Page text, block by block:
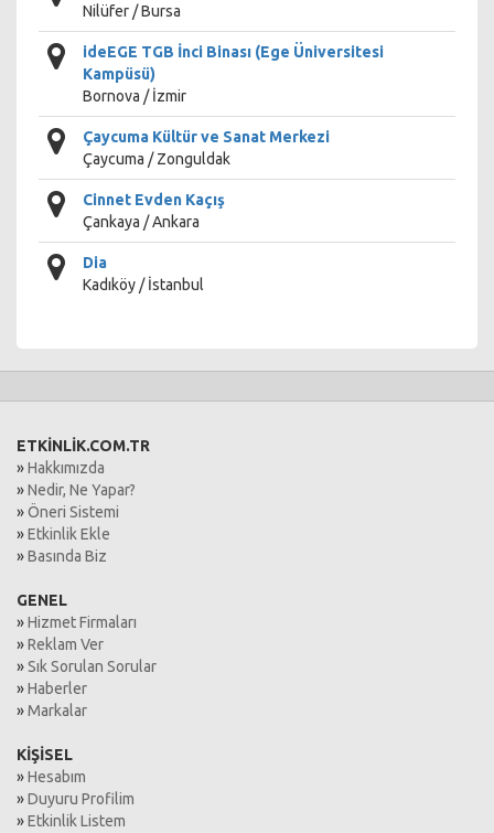
Nilüfer / Bursa
ideEGE TGB İnci Binası (Ege Üniversitesi
Kampüsü)
Bornova / İzmir
Çaycuma Kültür ve Sanat Merkezi
Çaycuma / Zonguldak
Cinnet Evden Kaçış
Çankaya / Ankara
Dia
Kadıköy / İstanbul
ETKİNLİK.COM.TR
»Hakkımızda
»Nedir, Ne Yapar?
»Öneri Sistemi
»Etkinlik Ekle
»Basında Biz
GENEL
»Hizmet Firmaları
»Reklam Ver
»Sık Sorulan Sorular
»Haberler
»Markalar
KİŞİSEL
»Hesabım
»Duyuru Profilim
»Etkinlik Listem